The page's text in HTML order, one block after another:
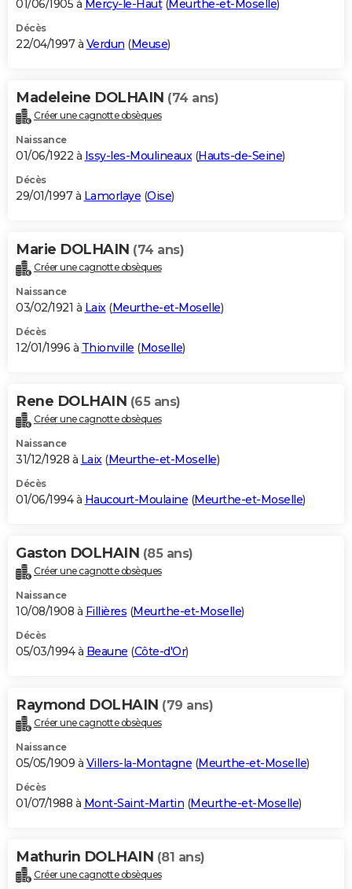
01/06/1905 à Mercy-le-Haut(Meurthe-et-Moselle)
Décès
22/04/1997 à Verdun (Meuse)
Madeleine DOLHAIN (74 ans)
Créer une cagnotte obsèques
Naissance
01/06/1922 à Issy-les-Moulineaux(Hauts-de-Seine)
Décès
29/01/1997 à Lamorlaye (Oise)
Marie DOLHAIN (74 ans)
Créer une cagnotte obsèques
Naissance
03/02/1921 à Laix(Meurthe-et-Moselle)
Décès
12/01/1996 à Thionville (Moselle)
Rene DOLHAIN (65 ans)
Créer une cagnotte obsèques
Naissance
31/12/1928 à Laix(Meurthe-et-Moselle)
Décès
01/06/1994 à Haucourt-Moulaine (Meurthe-et-Moselle)
Gaston DOLHAIN (85 ans)
Créer une cagnotte obsèques
Naissance
10/08/1908 à Fillières (Meurthe-et-Moselle)
Décès
05/03/1994 à Beaune (Côte-d'Or)
Raymond DOLHAIN (79 ans)
Créer une cagnotte obsèques
Naissance
05/05/1909 à Villers-la-Montagne (Meurthe-et-Moselle)
Décès
01/07/1988 à Mont-Saint-Martin (Meurthe-et-Moselle)
Mathurin DOLHAIN (81 ans)
Créer une cagnotte obsèques